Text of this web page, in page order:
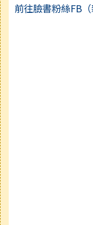
前往臉書粉絲FB（